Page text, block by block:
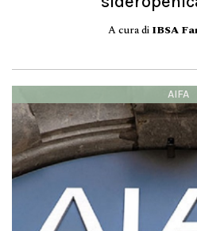
A cura di IBSA
AIFA